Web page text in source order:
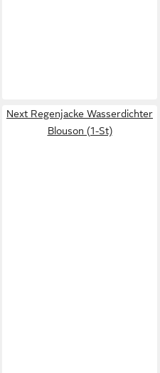
Next Regenjacke Wasserdichter
Blouson (1-St)